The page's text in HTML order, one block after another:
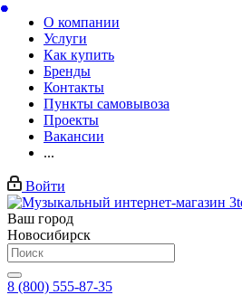
О компании
Услуги
Как купить
Бренды
Контакты
Пункты самовывоза
Проекты
Вакансии
...
Войти
Ваш город
Новосибирск
8 (800) 555-87-35